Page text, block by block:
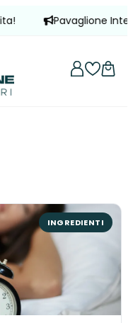
Pavaglione Integratori
INGREDIENTI